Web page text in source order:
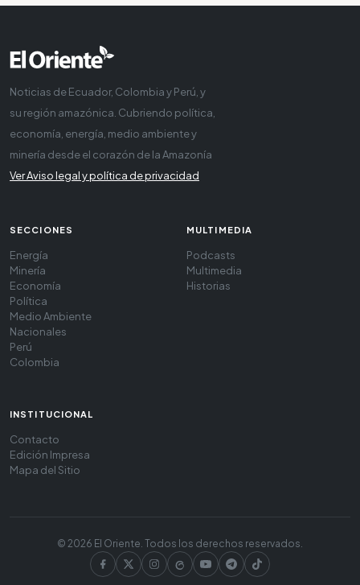
Noticias de Ecuador, Colombia y Perú, y
su región amazónica. Cubriendo política,
economía, energía, medio ambiente y
minería desde el corazón de la Amazonía
Ver Aviso legal y política de privacidad
SECCIONES
Energía
Minería
Economía
Política
Medio Ambiente
Nacionales
Perú
Colombia
MULTIMEDIA
Podcasts
Multimedia
Historias
INSTITUCIONAL
Contacto
Edición Impresa
Mapa del Sitio
© 2026 El Oriente. Todos los derechos reservados.